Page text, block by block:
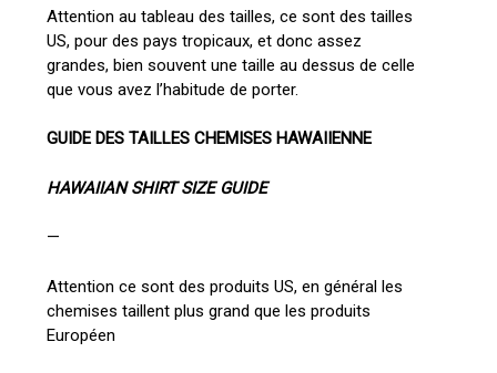
Votre panier est vide.
Attention au tableau des tailles, ce sont des tailles
US, pour des pays tropicaux, et donc assez
grandes, bien souvent une taille au dessus de celle
que vous avez l’habitude de porter.
GUIDE DES TAILLES CHEMISES HAWAIIENNE
HAWAIIAN SHIRT SIZE GUIDE
—
Attention ce sont des produits US, en général les
chemises taillent plus grand que les produits
Européen